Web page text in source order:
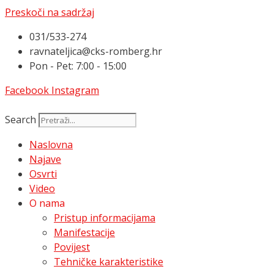
Preskoči na sadržaj
031/533-274
ravnateljica@cks-romberg.hr
Pon - Pet: 7:00 - 15:00
Facebook Instagram
Search
Naslovna
Najave
Osvrti
Video
O nama
Pristup informacijama
Manifestacije
Povijest
Tehničke karakteristike